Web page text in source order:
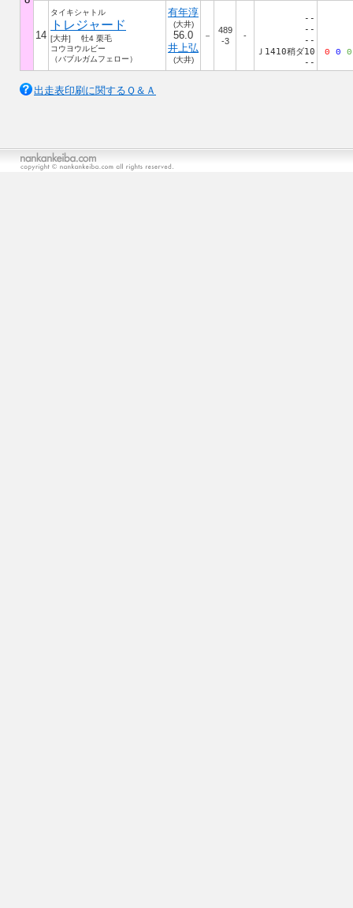
14
タイキシャトル
トレジャード
[大井] 牡4 栗毛
コウヨウルビー
（バブルガムフェロー）
有年淳
(大井)
56.0
井上弘
(大井)
－
489
-3
-
--
--
--
Ｊ1410稍ダ10
--
0 0 0
出走表印刷に関するＱ＆Ａ